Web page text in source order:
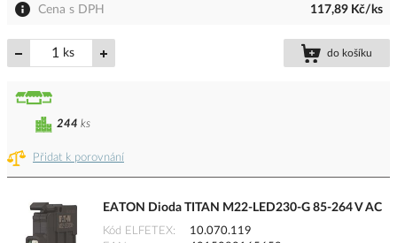
Cena s DPH 117,89 Kč/ks
ks do košíku
Přidat k porovnání
244 ks
EATON Dioda TITAN M22-LED230-G 85-264 V AC
Kód ELFETEX
10.070.119